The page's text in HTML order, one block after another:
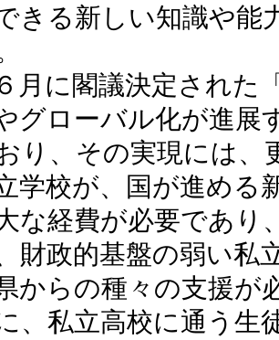
きる新しい知識や能
月に閣議決定された
グローバル化が進展
り、その実現には、
学校が、国が進める
な経費が必要であり
財政的基盤の弱い私
からの種々の支援が
、私立高校に通う生